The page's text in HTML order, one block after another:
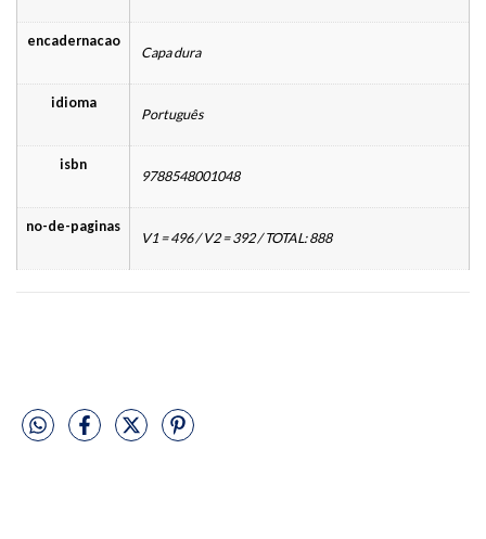
encadernacao
Capa dura
idioma
Português
isbn
9788548001048
no-de-paginas
V1 = 496 / V2 = 392 / TOTAL: 888